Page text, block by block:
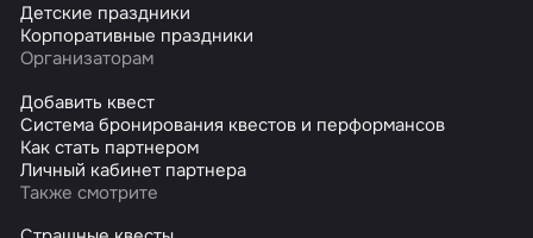
Детские праздники
Корпоративные праздники
Организаторам
Добавить квест
Система бронирования квестов и перформансов
Как стать партнером
Личный кабинет партнера
Также смотрите